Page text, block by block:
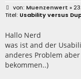
B
e
r
a
g
Muenzenwert »
Usability versus
Hallo Nerd
was ist and der
anderes Problem
bekommen..)